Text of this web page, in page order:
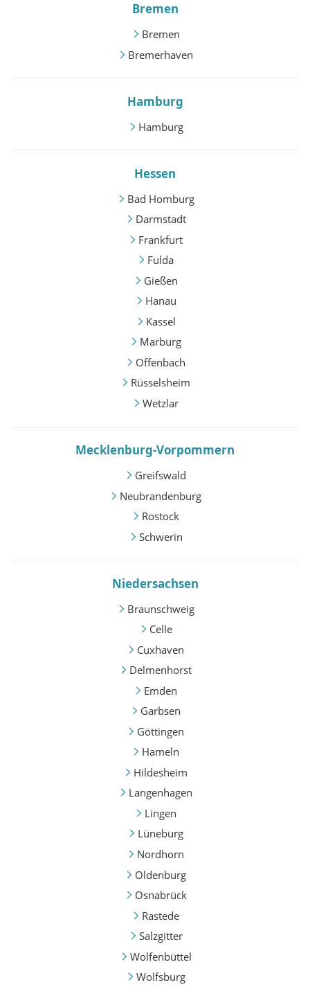
Bremen
Bremen
Bremerhaven
Hamburg
Hamburg
Hessen
Bad Homburg
Darmstadt
Frankfurt
Fulda
Gießen
Hanau
Kassel
Marburg
Offenbach
Rüsselsheim
Wetzlar
Mecklenburg-Vorpommern
Greifswald
Neubrandenburg
Rostock
Schwerin
Niedersachsen
Braunschweig
Celle
Cuxhaven
Delmenhorst
Emden
Garbsen
Göttingen
Hameln
Hildesheim
Langenhagen
Lingen
Lüneburg
Nordhorn
Oldenburg
Osnabrück
Rastede
Salzgitter
Wolfenbüttel
Wolfsburg